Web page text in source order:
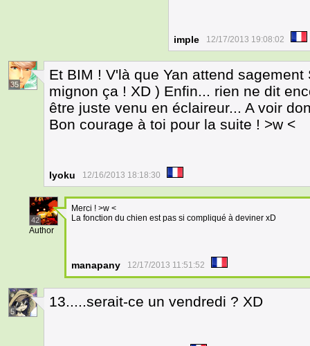
imple 12/17/2013 19:08:02
35
Et BIM ! V'là que Yan attend
mignon ça ! XD ) Enfin... rien ne dit
être juste venu en éclaireur... A voir
Bon courage à toi pour la suite ! >w <
Iyoku 12/16/2013 18:18:30
42
Author
Merci ! >w <
La fonction du chien est pas si compliqué à deviner xD
manapany 12/17/2013 11:51:52
5
13.....serait-ce un vendredi ? XD